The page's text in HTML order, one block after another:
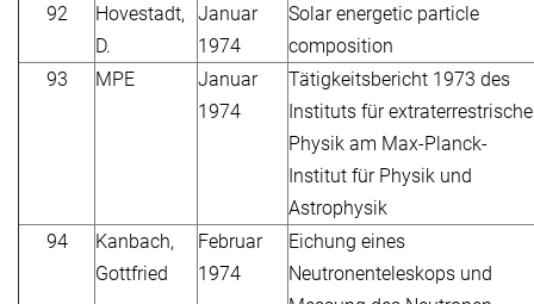
92
Hovestadt,
D.
Januar
1974
Solar energetic particle
composition
93
MPE
Januar
1974
Tätigkeitsbericht 1973 des
Instituts für extraterrestrische
Physik am Max-Planck-
Institut für Physik und
Astrophysik
94
Kanbach,
Gottfried
Februar
1974
Eichung eines
Neutronenteleskops und